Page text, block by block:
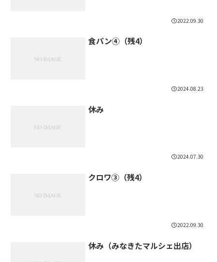
2022.09.30
食パン④（残4）
2024.08.23
休み
2024.07.30
クロワ③（残4）
2022.09.30
休み（みなきたマルシェ出店）